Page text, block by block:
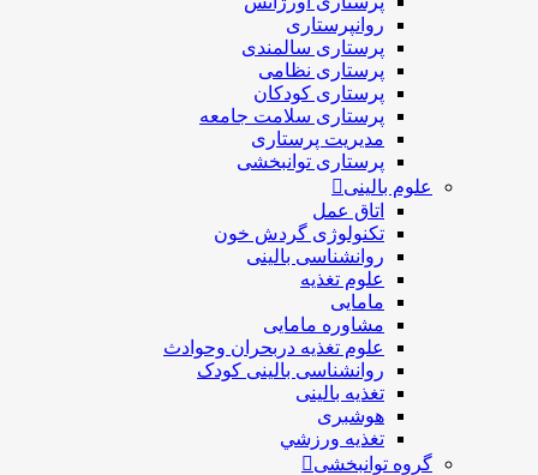
روانپرستاری
پرستاری سالمندی
پرستاری نظامی
پرستاری کودکان
پرستاری سلامت جامعه
مدیریت پرستاری
پرستاری توانبخشی
علوم بالینی
اتاق عمل
تکنولوژی گردش خون
روانشناسی بالینی
علوم تغذیه
مامایی
مشاوره مامایی
علوم تغذیه دربحران وحوادث
روانشناسی بالینی کودک
تغذیه بالینی
هوشبری
تغذيه ورزشي
گروه توانبخشی